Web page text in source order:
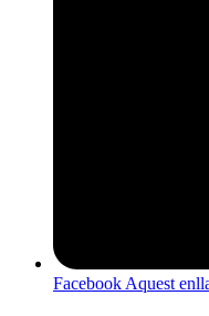
FacebookAquest